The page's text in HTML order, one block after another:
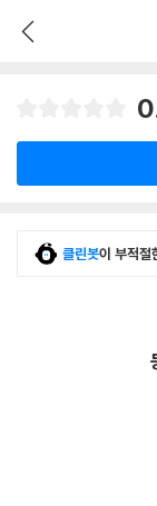
클린봇이 부적절